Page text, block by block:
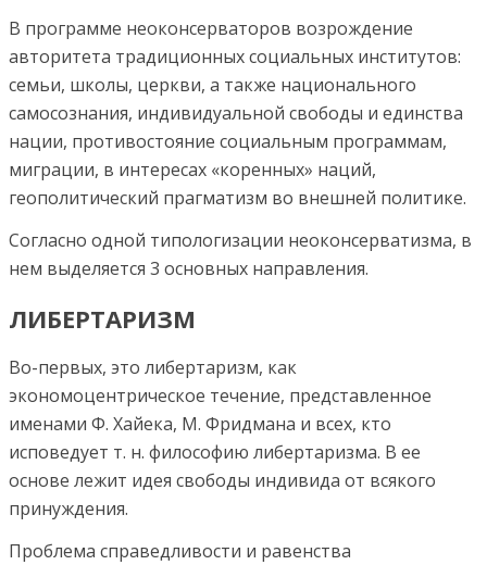
В программе неоконсерваторов возрождение
авторитета традиционных социальных институтов:
семьи, школы, церкви, а также национального
самосознания, индивидуальной свободы и единства
нации, противостояние социальным программам,
миграции, в интересах «коренных» наций,
геополитический прагматизм во внешней политике.
Согласно одной типологизации неоконсерватизма, в
нем выделяется 3 основных направления.
ЛИБЕРТАРИЗМ
Во-первых, это либертаризм, как
экономоцентрическое течение, представленное
именами Ф. Хайека, М. Фридмана и всех, кто
исповедует т. н. философию либертаризма. В ее
основе лежит идея свободы индивида от всякого
принуждения.
Проблема справедливости и равенства